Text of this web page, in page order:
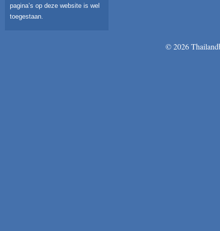
pagina’s op deze website is wel
toegestaan.
© 2026